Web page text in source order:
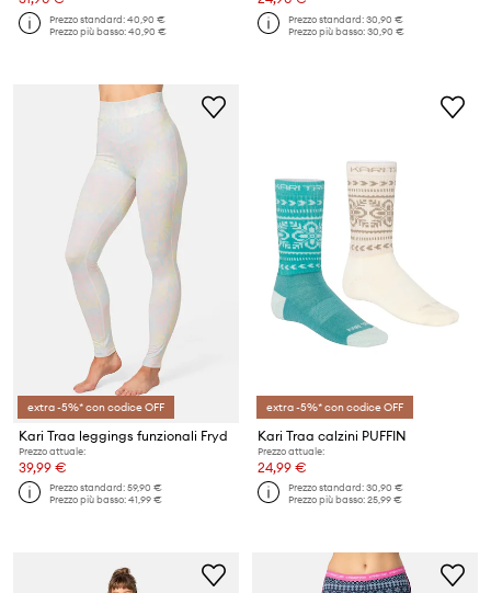
Prezzo standard:40,90 €
Prezzo più basso:40,90 €
Prezzo standard:30,90 €
Prezzo più basso:30,90 €
extra -5%* con codice OFF
Kari Traa leggings funzionali Fryd
Prezzo attuale:
39,99 €
Prezzo standard:59,90 €
Prezzo più basso:41,99 €
extra -5%* con codice OFF
Kari Traa calzini PUFFIN
Prezzo attuale:
24,99 €
Prezzo standard:30,90 €
Prezzo più basso:25,99 €